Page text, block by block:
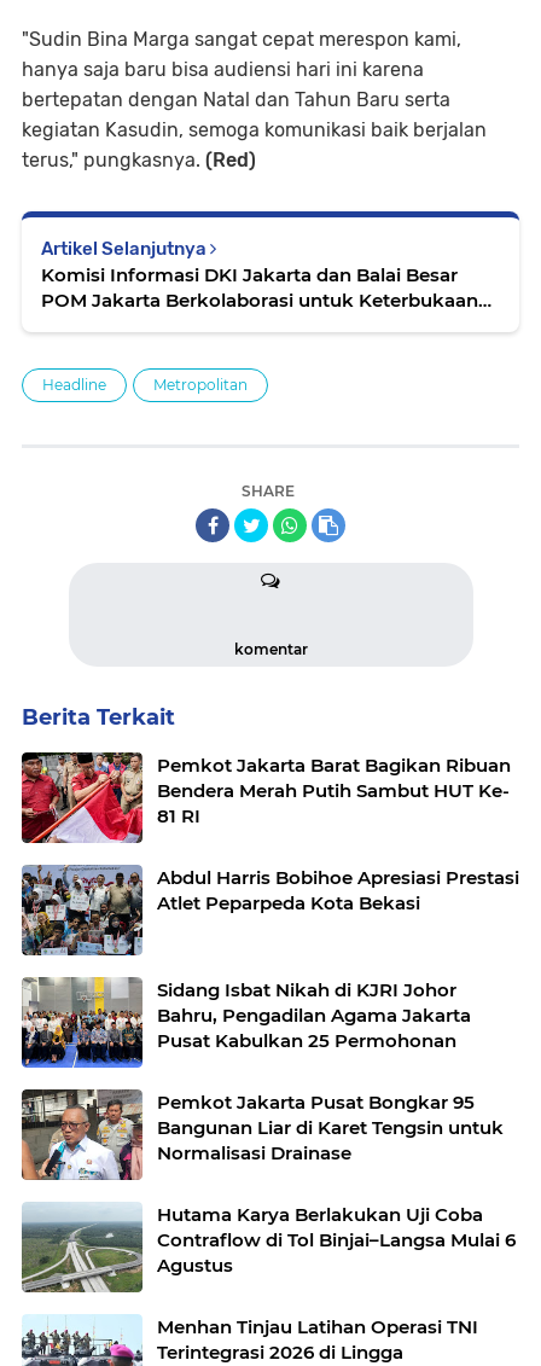
"Sudin Bina Marga sangat cepat merespon kami,
hanya saja baru bisa audiensi hari ini karena
bertepatan dengan Natal dan Tahun Baru serta
kegiatan Kasudin, semoga komunikasi baik berjalan
terus," pungkasnya. (Red)
Artikel Selanjutnya
Komisi Informasi DKI Jakarta dan Balai Besar
POM Jakarta Berkolaborasi untuk Keterbukaan
Headline Metropolitan
SHARE
komentar
Berita Terkait
Pemkot Jakarta Barat Bagikan Ribuan
Bendera Merah Putih Sambut HUT Ke-
81 RI
Abdul Harris Bobihoe Apresiasi Prestasi
Atlet Peparpeda Kota Bekasi
Sidang Isbat Nikah di KJRI Johor
Bahru, Pengadilan Agama Jakarta
Pusat Kabulkan 25 Permohonan
Pemkot Jakarta Pusat Bongkar 95
Bangunan Liar di Karet Tengsin untuk
Normalisasi Drainase
Hutama Karya Berlakukan Uji Coba
Contraflow di Tol Binjai–Langsa Mulai 6
Agustus
Menhan Tinjau Latihan Operasi TNI
Terintegrasi 2026 di Lingga